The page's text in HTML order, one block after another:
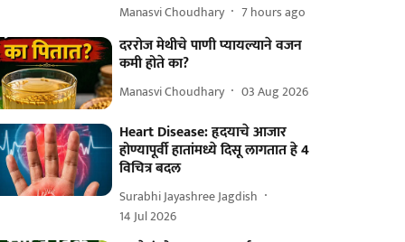
Manasvi Choudhary 7 hours ago
दररोज मेथीचे पाणी प्यायल्याने वजन
कमी होते का?
Manasvi Choudhary 03 Aug 2026
Heart Disease: हृदयाचे आजार
होण्यापूर्वी हातांमध्ये दिसू लागतात हे 4
विचित्र बदल
Surabhi Jayashree Jagdish
14 Jul 2026